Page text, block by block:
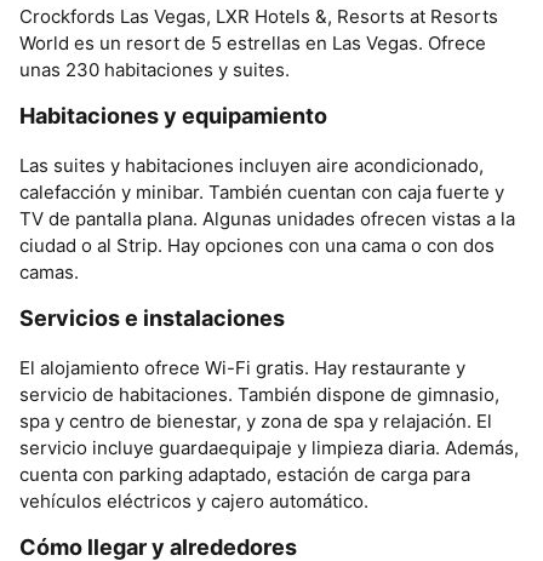
Crockfords Las Vegas, LXR Hotels &, Resorts at Resorts
World es un resort de 5 estrellas en Las Vegas. Ofrece
unas 230 habitaciones y suites.
Habitaciones y equipamiento
Las suites y habitaciones incluyen aire acondicionado,
calefacción y minibar. También cuentan con caja fuerte y
TV de pantalla plana. Algunas unidades ofrecen vistas a la
ciudad o al Strip. Hay opciones con una cama o con dos
camas.
Servicios e instalaciones
El alojamiento ofrece Wi-Fi gratis. Hay restaurante y
servicio de habitaciones. También dispone de gimnasio,
spa y centro de bienestar, y zona de spa y relajación. El
servicio incluye guardaequipaje y limpieza diaria. Además,
cuenta con parking adaptado, estación de carga para
vehículos eléctricos y cajero automático.
Cómo llegar y alrededores